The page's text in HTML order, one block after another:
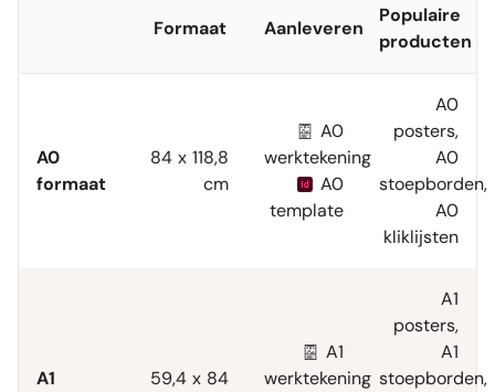
Formaat Aanleveren
Populaire
producten
A0
formaat
84 x 118,8
cm
A0
werktekening
A0
template
A0
posters,
A0
stoepborden,
A0
kliklijsten
A1
59,4 x 84
A1
werktekening
A1
posters,
A1
stoepborden,